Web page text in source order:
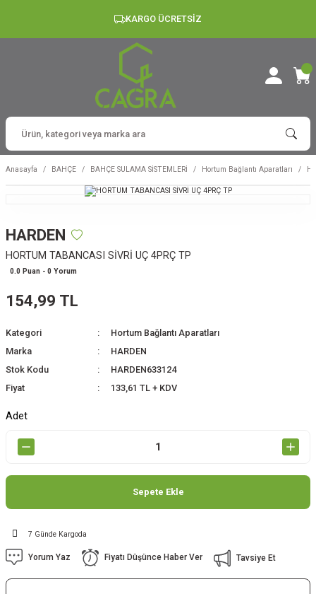
KARGO ÜCRETSİZ
Anasayfa BAHÇE BAHÇE SULAMA SİSTEMLERİ Hortum Bağlantı Aparatları
HARDEN
HORTUM TABANCASI SİVRİ UÇ 4PRÇ TP
0.0 Puan - 0 Yorum
154,99 TL
Kategori
Hortum Bağlantı Aparatları
Marka
HARDEN
Stok Kodu
HARDEN633124
Fiyat
133,61 TL + KDV
Adet
Sepete Ekle
7 Günde Kargoda
Yorum Yaz Fiyatı Düşünce Haber Ver Tavsiye Et